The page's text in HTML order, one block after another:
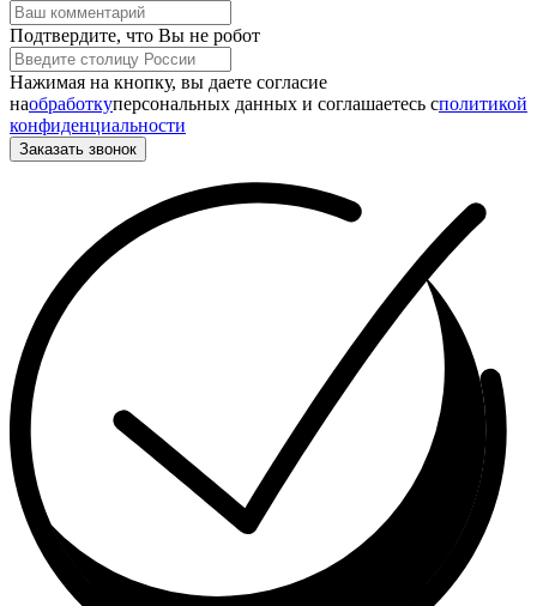
Подтвердите, что Вы не робот
Нажимая на кнопку, вы даете согласие
наобработкуперсональных данных и соглашаетесь cполитикой
конфиденциальности
Заказать звонок